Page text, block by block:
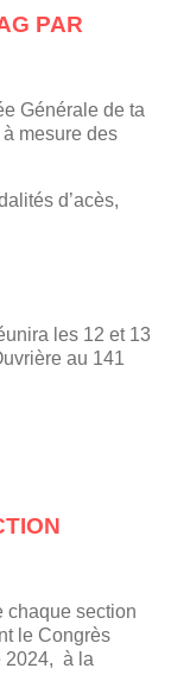
PAR
Générale de ta
mesure des
d’acès,
les 12 et 13
au 141
chaque section
le Congrès
2024, à la